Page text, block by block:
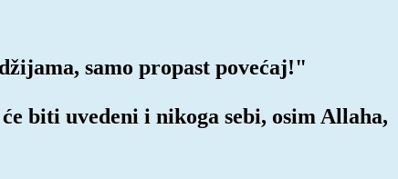
samo propast povećaj!"
biti uvedeni i nikoga sebi, osim Allaha,